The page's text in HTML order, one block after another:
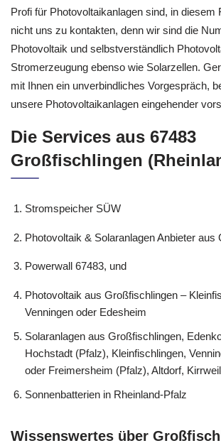
professioneller Anbieter für
Großfischlingen. Für den Fall, dass Sie also
Profi für Photovoltaikanlagen sind, in diesem
nicht uns zu kontakten, denn wir sind die
Photovoltaik und selbstverständlich
Stromerzeugung ebenso wie Solarzellen.
unsere Photovoltaikanlagen eingehender
Die Services aus 67483
Stromspeicher SÜW
Photovoltaik & Solaranlagen Anbieter aus
Powerwall 67483, und
Venningen oder Edesheim
Solaranlagen aus Großfischlingen,